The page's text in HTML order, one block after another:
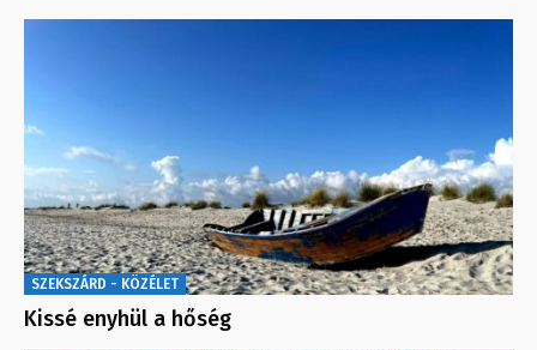
SZEKSZÁRD - KÖZÉLET
Kissé enyhül a hőség